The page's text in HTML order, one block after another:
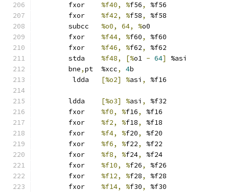
%f40, %f56,
%f56
%f42, %f58,
%f58
%o0, 64, %o0
%f44, %f60,
%f60
%f46, %f62,
%f62
%f48, [%o1 - 64]
%asi
	bne
, pt	%xcc, 4b
[%o2] %asi , %f16
[%o3] %asi ,
%f32
%f0, %f16,
%f16
%f2, %f18,
%f18
%f4, %f20,
%f20
%f6, %f22,
%f22
%f8, %f24,
%f24
%f10, %f26,
%f26
%f12, %f28,
%f28
%f14, %f30,
%f30